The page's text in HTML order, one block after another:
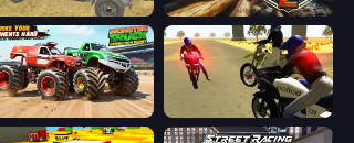
Clashed Metal Drifting Wars Extreme Offroad Cars 2
Monster Truck Demolition Derby 3D Moto Simulator 2